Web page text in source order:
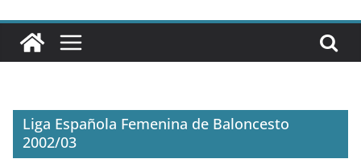
Liga Española Femenina de Baloncesto
2002/03